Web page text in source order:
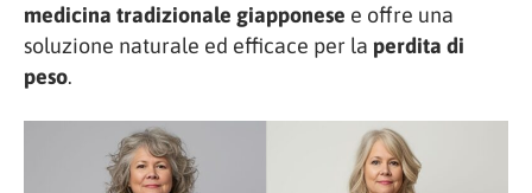
medicina tradizionale giapponese e offre una
soluzione naturale ed efficace per la perdita di
peso.